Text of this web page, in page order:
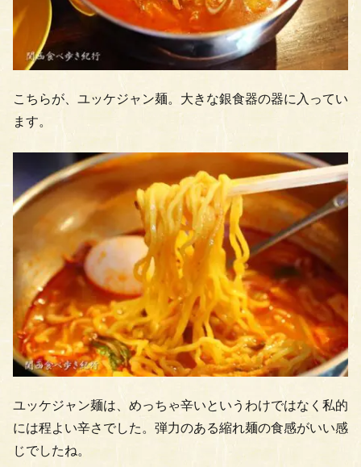
こちらが、ユッケジャン麺。大きな銀食器の器に入ってい
ます。
ユッケジャン麺は、めっちゃ辛いというわけではなく私的
には程よい辛さでした。弾力のある縮れ麺の食感がいい感
じでしたね。